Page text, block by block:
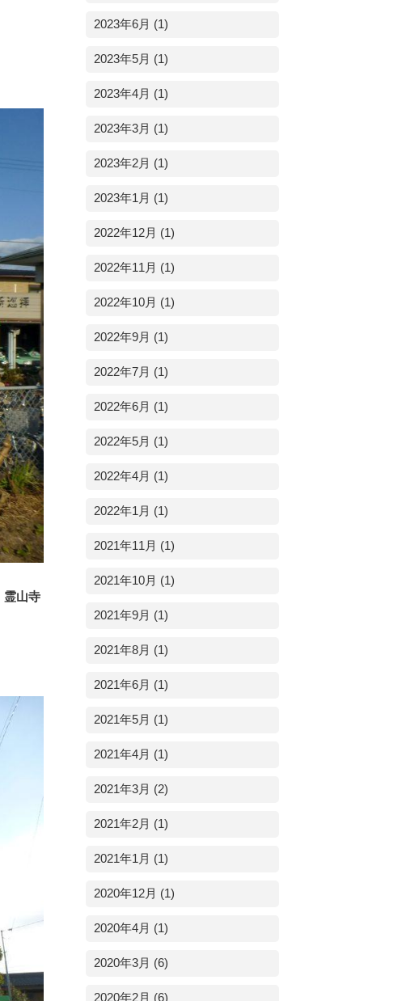
霊山寺
2023年6月 (1)
2023年5月 (1)
2023年4月 (1)
2023年3月 (1)
2023年2月 (1)
2023年1月 (1)
2022年12月 (1)
2022年11月 (1)
2022年10月 (1)
2022年9月 (1)
2022年7月 (1)
2022年6月 (1)
2022年5月 (1)
2022年4月 (1)
2022年1月 (1)
2021年11月 (1)
2021年10月 (1)
2021年9月 (1)
2021年8月 (1)
2021年6月 (1)
2021年5月 (1)
2021年4月 (1)
2021年3月 (2)
2021年2月 (1)
2021年1月 (1)
2020年12月 (1)
2020年4月 (1)
2020年3月 (6)
2020年2月 (6)